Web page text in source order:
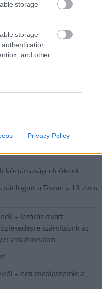
storage
storage
and other
Privacy Policy
egy kattintás, és hírlevelünk a
hétről hétre
jobb is? – kemény kritika
köztársasági elnöknek
fogott a Tiszán a 13 éves
– lezárás miatt
számítsunk az
vasútvonalon
– heti médiaszemle a